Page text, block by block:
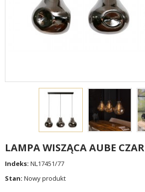
LAMPA WISZĄCA AUBE
Indeks: NL17451/77
Stan: Nowy produkt